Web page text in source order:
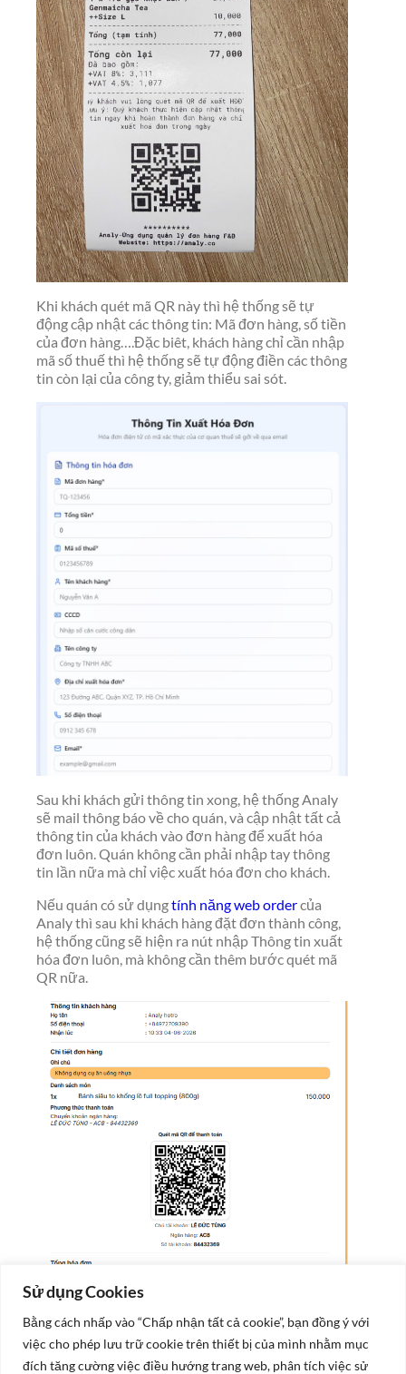
Sử dụng Cookies
Bằng cách nhấp vào “Chấp nhận tất cả cookie”, bạn đồng ý với
việc cho phép lưu trữ cookie trên thiết bị của mình nhằm mục
đích tăng cường việc điều hướng trang web, phân tích việc sử
Khi khách quét mã QR này thì hệ thống sẽ tự
động cập nhật các thông tin: Mã đơn hàng, số tiền
của đơn hàng….Đặc biêt, khách hàng chỉ cần nhập
mã số thuế thì hệ thống sẽ tự động điền các thông
tin còn lại của công ty, giảm thiểu sai sót.
Sau khi khách gửi thông tin xong, hệ thống Analy
sẽ mail thông báo về cho quán, và cập nhật tất cả
thông tin của khách vào đơn hàng để xuất hóa
đơn luôn. Quán không cần phải nhập tay thông
tin lần nữa mà chỉ việc xuất hóa đơn cho khách.
Nếu quán có sử dụngtính năng web ordercủa
Analy thì sau khi khách hàng đặt đơn thành công,
hệ thống cũng sẽ hiện ra nút nhập Thông tin xuất
hóa đơn luôn, mà không cần thêm bước quét mã
QR nữa.